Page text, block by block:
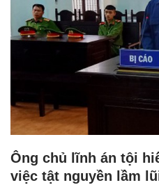
Ông chủ lĩnh án tội
việc tật nguyền lầm